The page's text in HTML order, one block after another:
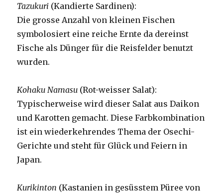
Tazukuri (Kandierte Sardinen):
Die grosse Anzahl von kleinen Fischen
symbolosiert eine reiche Ernte da dereinst
Fische als Dünger für die Reisfelder benutzt
wurden.
Kohaku Namasu (Rot-weisser Salat):
Typischerweise wird dieser Salat aus Daikon
und Karotten gemacht. Diese Farbkombination
ist ein wiederkehrendes Thema der Osechi-
Gerichte und steht für Glück und Feiern in
Japan.
Kurikinton (Kastanien in gesüsstem Püree von